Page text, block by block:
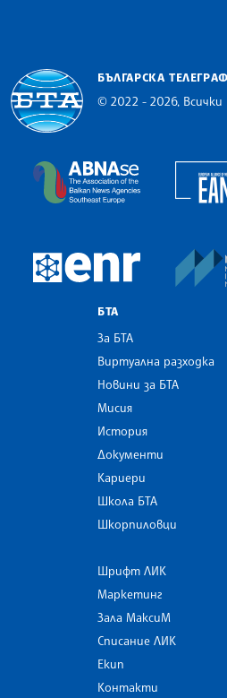
БЪЛГАРСКА
© 2022 - 2026, Всички
The
European
БТА
За БТА
Виртуална разходка
Новини за БТА
Мисия
История
Документи
Кариери
Школа БТА
Шкорпиловци
Шрифт ЛИК
Маркетинг
Зала МаксиМ
Списание ЛИК
Екип
Контакти